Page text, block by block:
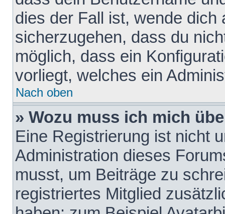
dies der Fall ist, wende dich
sicherzugehen, dass du
möglich, dass ein
vorliegt, welches ein
Nach oben
» Wozu muss ich mich
Eine Registrierung ist nicht
Administration dieses
musst, um Beiträge zu
registriertes Mitglied